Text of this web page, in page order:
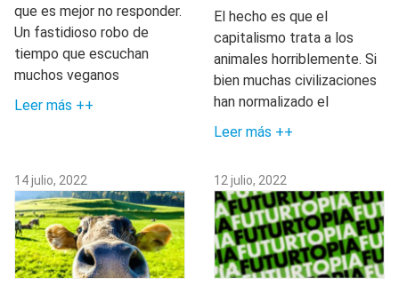
que es mejor no responder.
Un fastidioso robo de
tiempo que escuchan
muchos veganos
Leer más ++
El hecho es que el
capitalismo trata a los
animales horriblemente. Si
bien muchas civilizaciones
han normalizado el
Leer más ++
14 julio, 2022 12 julio, 2022